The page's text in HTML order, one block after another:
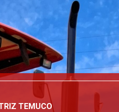
TEMUCO